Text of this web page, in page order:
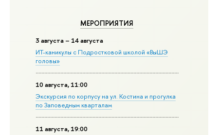
МЕРОПРИЯТИЯ
3 августа – 14 августа
ИТ-каникулы с Подростковой школой «ВыШЭ
головы»
10 августа, 11:00
Экскурсия по корпусу на ул. Костина и прогулка
по Заповедным кварталам
11 августа, 19:00